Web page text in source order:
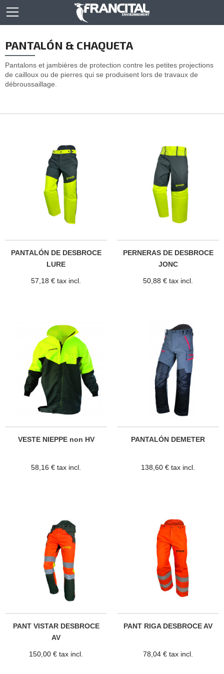
PANTALÓN & CHAQUETA
Pantalons et jambières de protection contre les petites projections
de cailloux ou de pierres qui se produisent lors de travaux de
débroussaillage.
PANTALÓN DE DESBROCE
LURE
57,18 € tax incl.
PERNERAS DE DESBROCE
JONC
50,88 € tax incl.
VESTE NIEPPE non HV
58,16 € tax incl.
PANTALÓN DEMETER
138,60 € tax incl.
PANT VISTAR DESBROCE
AV
150,00 € tax incl.
PANT RIGA DESBROCE AV
78,04 € tax incl.